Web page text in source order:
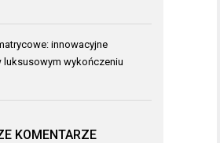
innowacyjne
luksusowym wykończeniu
KOMENTARZE